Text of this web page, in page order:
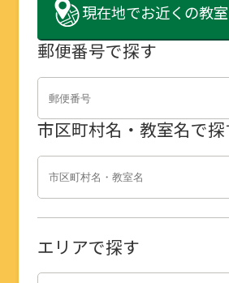
現在地でお近くの教
郵便番号で探す
市区町村名・教室名で探
エリアで探す